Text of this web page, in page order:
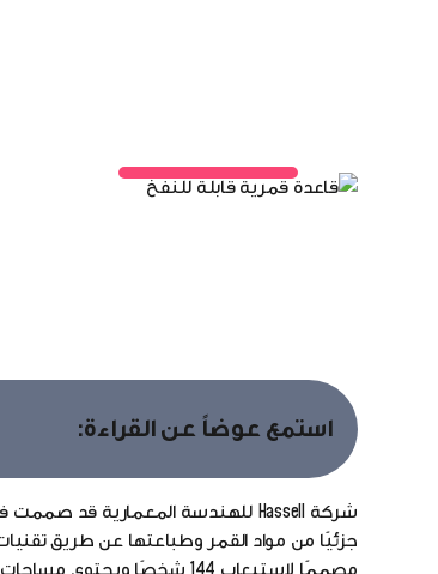
استمع عوضاً عن القراءة: